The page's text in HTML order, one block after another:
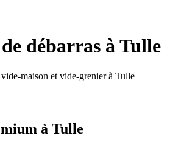
débarras àTulle
maison et vide-grenier à Tulle
à Tulle